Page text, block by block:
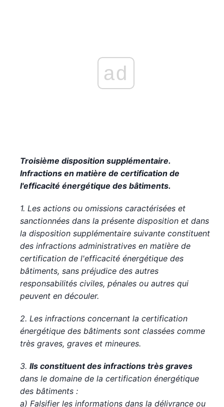
ad
Troisième disposition supplémentaire.
Infractions en matière de certification de
l'efficacité énergétique des bâtiments.
1. Les actions ou omissions caractérisées et
sanctionnées dans la présente disposition et dans
la disposition supplémentaire suivante constituent
des infractions administratives en matière de
certification de l'efficacité énergétique des
bâtiments, sans préjudice des autres
responsabilités civiles, pénales ou autres qui
peuvent en découler.
2. Les infractions concernant la certification
énergétique des bâtiments sont classées comme
très graves, graves et mineures.
3. Ils constituent des infractions très graves
dans le domaine de la certification énergétique
des bâtiments :
a) Falsifier les informations dans la délivrance ou